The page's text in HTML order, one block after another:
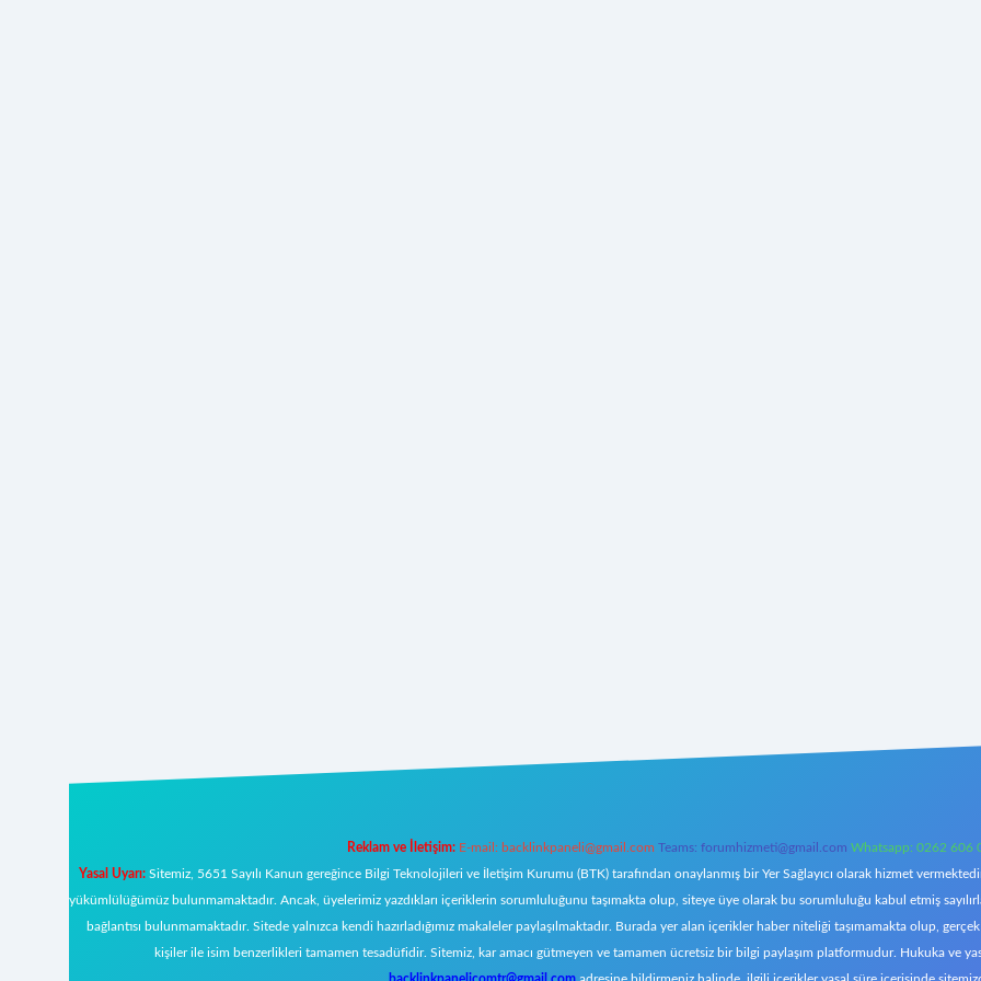
Reklam ve İletişim: E-mail: backlinkpaneli@gmail.com Teams: forumhizmeti@gmail.com Whatsapp: 0262 606
Yasal Uyarı:Sitemiz, 5651 Sayılı Kanun gereğince Bilgi Teknolojileri ve İletişim Kurumu (BTK) tarafından onaylanmış bir Yer Sağlayıcı olarak hizmet
yükümlülüğümüz bulunmamaktadır. Ancak, üyelerimiz yazdıkları içeriklerin sorumluluğunu taşımakta olup, siteye üye olarak bu sorumluluğu kabul etmiş
bağlantısı bulunmamaktadır. Sitede yalnızca kendi hazırladığımız makaleler paylaşılmaktadır. Burada yer alan içerikler haber niteliği taşımamakta olup,
kişiler ile isim benzerlikleri tamamen tesadüfidir. Sitemiz, kar amacı gütmeyen ve tamamen ücretsiz bir bilgi paylaşım platformudur. Hukuka ve